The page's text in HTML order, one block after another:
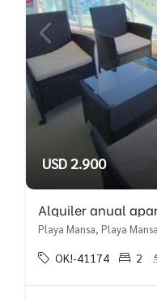
USD 2.900
Playa Mansa, Playa
OK!-41174 2